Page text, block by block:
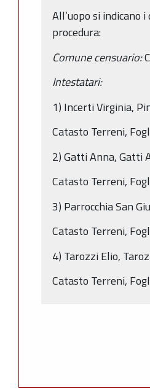
All’uopo si
procedura:
Comune censuario:
Intestatari:
1) Incerti Virginia,
Catasto Terreni,
2) Gatti Anna, Gatti
Catasto Terreni,
3) Parrocchia San
Catasto Terreni,
4) Tarozzi Elio,
Catasto Terreni,